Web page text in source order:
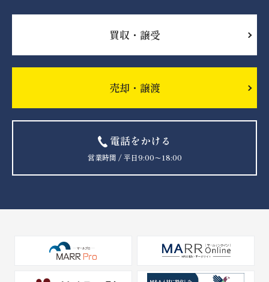
買収・譲受
売却・譲渡
電話をかける
営業時間 / 平日9:00〜18:00